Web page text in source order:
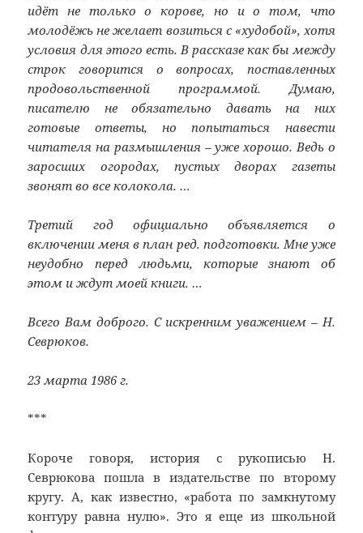
идёт не только о корове, но и о том, что
молодёжь не желает возиться с «худобой», хотя
условия для этого есть. В рассказе как бы между
строк говорится о вопросах, поставленных
продовольственной программой. Думаю,
писателю не обязательно давать на них
готовые ответы, но попытаться навести
читателя на размышления – уже хорошо. Ведь о
заросших огородах, пустых дворах газеты
звонят во все колокола. …
Третий год официально объявляется о
включении меня в план ред. подготовки. Мне уже
неудобно перед людьми, которые знают об
этом и ждут моей книги. …
Всего Вам доброго. С искренним уважением – Н.
Севрюков.
23 марта 1986 г.
***
Короче говоря, история с рукописью Н.
Севрюкова пошла в издательстве по второму
кругу. А, как известно, «работа по замкнутому
контуру равна нулю». Это я еще из школьной